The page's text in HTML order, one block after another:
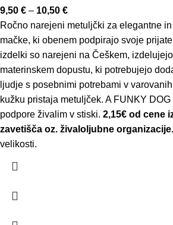
9,50 € – 10,50 €
Ročno narejeni metuljčki za elegantne
mačke, ki obenem podpirajo svoje
izdelki so narejeni na Češkem,
materinskem dopustu, ki potrebujejo
ljudje s posebnimi potrebami v
kužku pristaja metuljček. A FUNKY
podpore živalim v stiski. 2,15€ od cene
zavetišča oz. živaloljubne organizacije.
velikosti.